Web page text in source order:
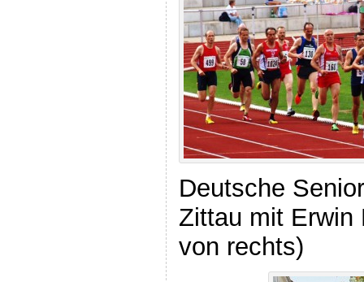
Deutsche
Zittau mit Erwin
von rechts)